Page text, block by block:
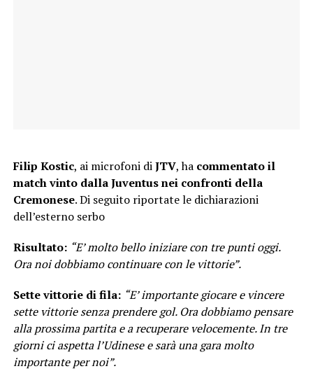
Filip Kostic, ai microfoni diJTV, ha commentato il
match vinto dalla Juventus nei confronti della
Cremonese. Di seguito riportate le dichiarazioni
dell’esterno serbo
Risultato: “E’ molto bello iniziare con tre punti oggi.
Ora noi dobbiamo continuare con le vittorie”.
Sette vittorie di fila: “E’ importante giocare e vincere
sette vittorie senza prendere gol. Ora dobbiamo pensare
alla prossima partita e a recuperare velocemente. In tre
giorni ci aspetta l’Udinese e sarà una gara molto
importante per noi”.